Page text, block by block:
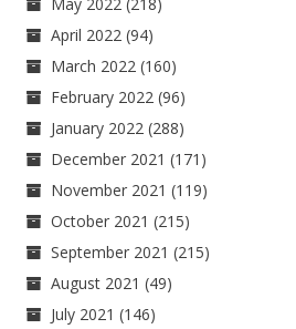
May 2022 (218)
April 2022 (94)
March 2022 (160)
February 2022 (96)
January 2022 (288)
December 2021 (171)
November 2021 (119)
October 2021 (215)
September 2021 (215)
August 2021 (49)
July 2021 (146)